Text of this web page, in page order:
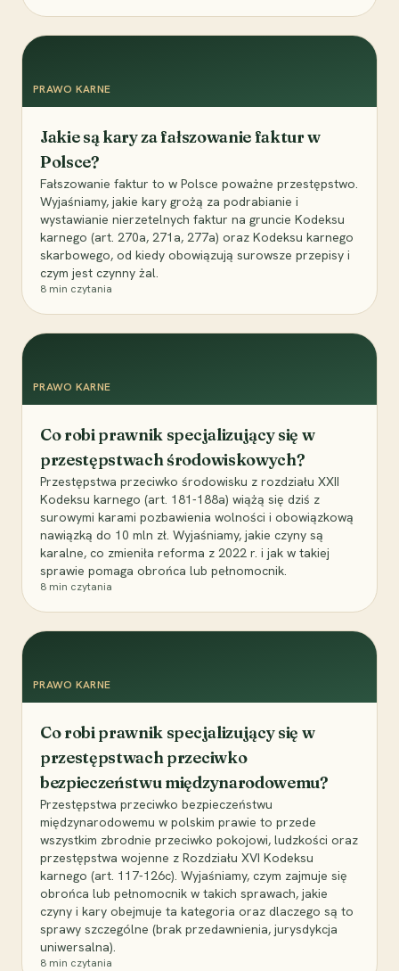
PRAWO KARNE
Jakie są kary za fałszowanie faktur w
Polsce?
Fałszowanie faktur to w Polsce poważne przestępstwo.
Wyjaśniamy, jakie kary grożą za podrabianie i
wystawianie nierzetelnych faktur na gruncie Kodeksu
karnego (art. 270a, 271a, 277a) oraz Kodeksu karnego
skarbowego, od kiedy obowiązują surowsze przepisy i
czym jest czynny żal.
8 min czytania
PRAWO KARNE
Co robi prawnik specjalizujący się w
przestępstwach środowiskowych?
Przestępstwa przeciwko środowisku z rozdziału XXII
Kodeksu karnego (art. 181-188a) wiążą się dziś z
surowymi karami pozbawienia wolności i obowiązkową
nawiązką do 10 mln zł. Wyjaśniamy, jakie czyny są
karalne, co zmieniła reforma z 2022 r. i jak w takiej
sprawie pomaga obrońca lub pełnomocnik.
8 min czytania
PRAWO KARNE
Co robi prawnik specjalizujący się w
przestępstwach przeciwko
bezpieczeństwu międzynarodowemu?
Przestępstwa przeciwko bezpieczeństwu
międzynarodowemu w polskim prawie to przede
wszystkim zbrodnie przeciwko pokojowi, ludzkości oraz
przestępstwa wojenne z Rozdziału XVI Kodeksu
karnego (art. 117-126c). Wyjaśniamy, czym zajmuje się
obrońca lub pełnomocnik w takich sprawach, jakie
czyny i kary obejmuje ta kategoria oraz dlaczego są to
sprawy szczególne (brak przedawnienia, jurysdykcja
uniwersalna).
8 min czytania